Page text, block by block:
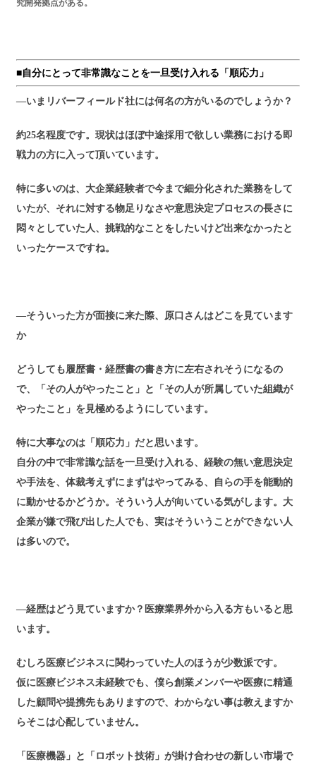
究開発拠点がある。
■自分にとって非常識なことを一旦受け入れる「順応力」
―いまリバーフィールド社には何名の方がいるのでしょうか？
約25名程度です。現状はほぼ中途採用で欲しい業務における即
戦力の方に入って頂いています。
特に多いのは、大企業経験者で今まで細分化された業務をして
いたが、それに対する物足りなさや意思決定プロセスの長さに
悶々としていた人、挑戦的なことをしたいけど出来なかったと
いったケースですね。
―そういった方が面接に来た際、原口さんはどこを見ています
か
どうしても履歴書・経歴書の書き方に左右されそうになるの
で、「その人がやったこと」と「その人が所属していた組織が
やったこと」を見極めるようにしています。
特に大事なのは「順応力」だと思います。
自分の中で非常識な話を一旦受け入れる、経験の無い意思決定
や手法を、体裁考えずにまずはやってみる、自らの手を能動的
に動かせるかどうか。そういう人が向いている気がします。大
企業が嫌で飛び出した人でも、実はそういうことができない人
は多いので。
―経歴はどう見ていますか？医療業界外から入る方もいると思
います。
むしろ医療ビジネスに関わっていた人のほうが少数派です。
仮に医療ビジネス未経験でも、僕ら創業メンバーや医療に精通
した顧問や提携先もありますので、わからない事は教えますか
らそこは心配していません。
「医療機器」と「ロボット技術」が掛け合わせの新しい市場で